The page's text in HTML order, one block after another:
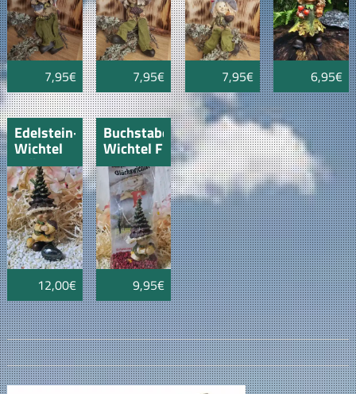
7,95€ 7,95€ 7,95€ 6,95€
Edelstein-
Wichtel
"Hämatit"
Skorpion
12,00€
Buchstaben
Wichtel F
"Loisl"
9,95€